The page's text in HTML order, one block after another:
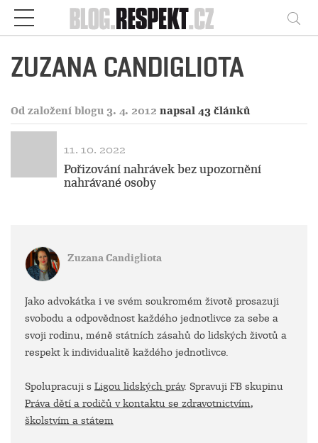
Respekt
ZUZANA CANDIGLIOTA
Od založení blogu 3. 4. 2012 napsal 43 článků
11. 10. 2022
Pořizování nahrávek bez upozornění
nahrávané osoby
Zuzana Candigliota
Jako advokátka i ve svém soukromém životě prosazuji
svobodu a odpovědnost každého jednotlivce za sebe a
svoji rodinu, méně státních zásahů do lidských životů a
respekt k individualitě každého jednotlivce.
Spolupracuji s Ligou lidských práv. Spravuji FB skupinu
Práva dětí a rodičů v kontaktu se zdravotnictvím,
školstvím a státem